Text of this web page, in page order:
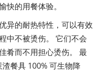
快的用餐体验。
异的耐热特性，可以有效
中不被烫伤。 它们不会
肴而不用担心烫伤。 最
餐具 100% 可生物降